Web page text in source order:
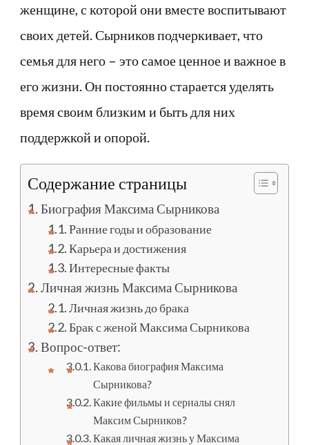
женщине, с которой они вместе воспитывают
своих детей. Сырников подчеркивает, что
семья для него – это самое ценное и важное в
его жизни. Он постоянно старается уделять
время своим близким и быть для них
поддержкой и опорой.
Содержание страницы
Биография Максима Сырникова
Ранние годы и образование
Карьера и достижения
Интересные факты
Личная жизнь Максима Сырникова
Личная жизнь до брака
Брак с женой Максима Сырникова
Вопрос-ответ:
Какова биография Максима
Сырникова?
Какие фильмы и сериалы снял
Максим Сырников?
Какая личная жизнь у Максима